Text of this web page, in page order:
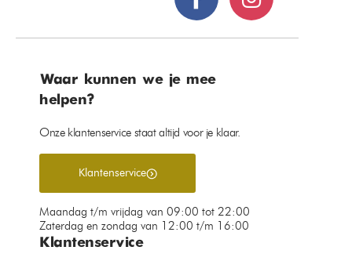
Waar kunnen we je mee
helpen?
Onze klantenservice staat altijd voor je klaar.
Klantenservice
Maandag t/m vrijdag van 09:00 tot 22:00
Zaterdag en zondag van 12:00 t/m 16:00
Klantenservice